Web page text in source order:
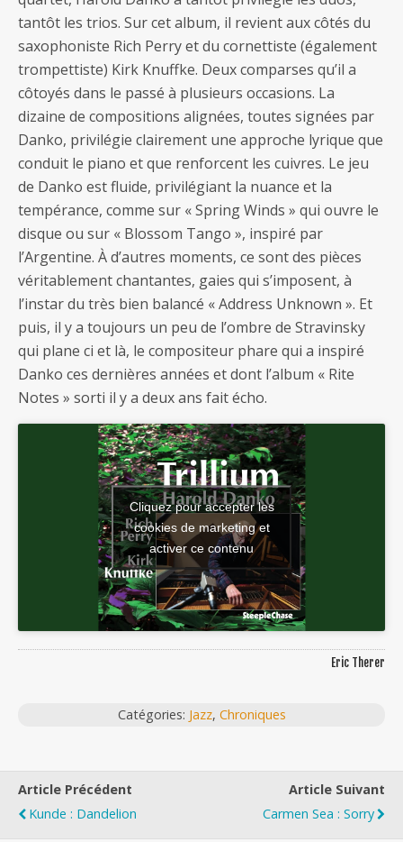
tantôt les trios. Sur cet album, il revient aux côtés du
saxophoniste Rich Perry et du cornettiste (également
trompettiste) Kirk Knuffke. Deux comparses qu’il a
côtoyés dans le passé à plusieurs occasions. La
dizaine de compositions alignées, toutes signées par
Danko, privilégie clairement une approche lyrique que
conduit le piano et que renforcent les cuivres. Le jeu
de Danko est fluide, privilégiant la nuance et la
tempérance, comme sur « Spring Winds » qui ouvre le
disque ou sur « Blossom Tango », inspiré par
l’Argentine. À d’autres moments, ce sont des pièces
véritablement chantantes, gaies qui s’imposent, à
l’instar du très bien balancé « Address Unknown ». Et
puis, il y a toujours un peu de l’ombre de Stravinsky
qui plane ci et là, le compositeur phare qui a inspiré
Danko ces dernières années et dont l’album « Rite
Notes » sorti il y a deux ans fait écho.
Cliquez pour accepter les
cookies de marketing et
activer ce contenu
Eric Therer
Catégories: Jazz, Chroniques
Article Précédent
Kunde : Dandelion
Article Suivant
Carmen Sea : Sorry